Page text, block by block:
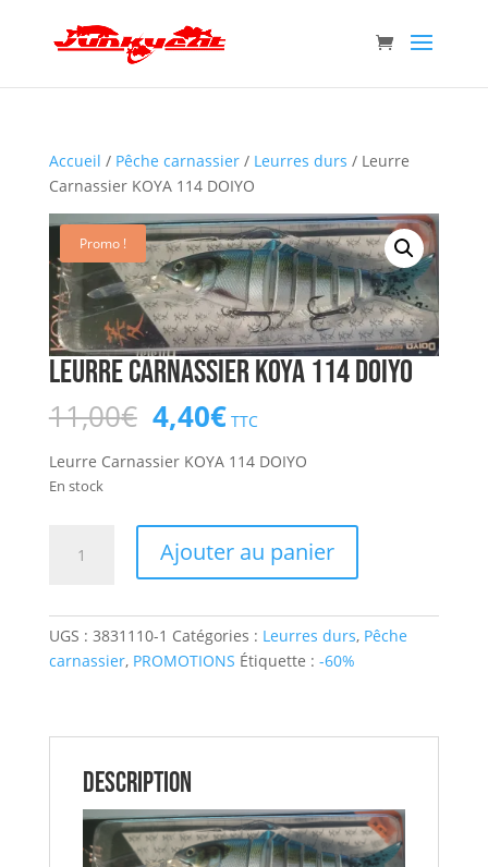
Accueil / Pêche carnassier/ Leurres durs / Leurre
Carnassier KOYA 114 DOIYO
Promo !
Leurre Carnassier KOYA 114 DOIYO
11,00€ Le
prix
initial
11,00€.
4,40€Le
prix
actuel
4,40€.
TTC
Leurre Carnassier KOYA 114 DOIYO
En stock
Carnassier
KOYA
114
Ajouter au panier
UGS : 3831110-1 Catégories : Leurres durs, Pêche
carnassier, PROMOTIONS Étiquette : -60%
Description